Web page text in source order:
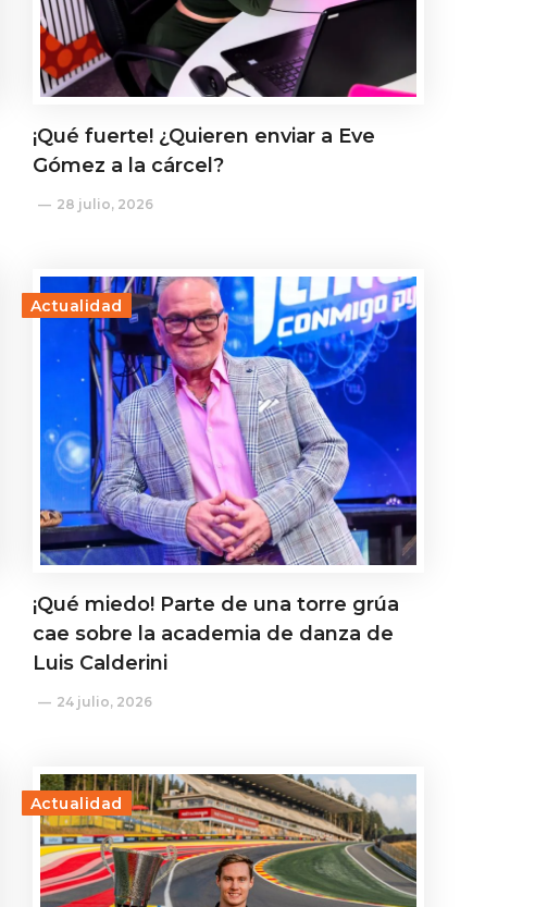
¡Qué fuerte! ¿Quieren enviar a Eve
Gómez a la cárcel?
28 julio, 2026
Actualidad
¡Qué miedo! Parte de una torre grúa
cae sobre la academia de danza de
Luis Calderini
24 julio, 2026
Actualidad